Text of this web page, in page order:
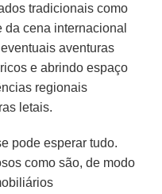
tradicionais como
da cena internacional
aventuras
e abrindo espaço
regionais
letais.
pode esperar tudo.
como são, de modo